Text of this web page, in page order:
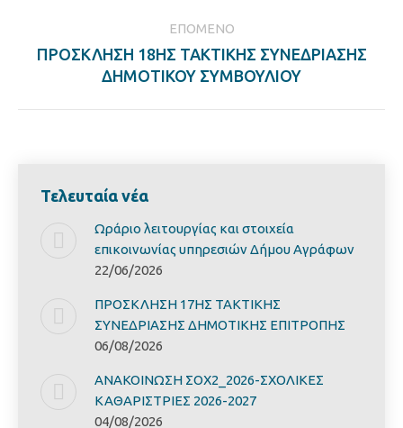
ΕΠΌΜΕΝΟ
Next
post:
ΠΡΟΣΚΛΗΣΗ 18ΗΣ ΤΑΚΤΙΚΗΣ ΣΥΝΕΔΡΙΑΣΗΣ
ΔΗΜΟΤΙΚΟΥ ΣΥΜΒΟΥΛΙΟΥ
Τελευταία νέα
Ωράριο λειτουργίας και στοιχεία
επικοινωνίας υπηρεσιών Δήμου Αγράφων
22/06/2026
ΠΡΟΣΚΛΗΣΗ 17ΗΣ ΤΑΚΤΙΚΗΣ
ΣΥΝΕΔΡΙΑΣΗΣ ΔΗΜΟΤΙΚΗΣ ΕΠΙΤΡΟΠΗΣ
06/08/2026
ΑΝΑΚΟΙΝΩΣΗ ΣΟΧ2_2026-ΣΧΟΛΙΚΕΣ
ΚΑΘΑΡΙΣΤΡΙΕΣ 2026-2027
04/08/2026